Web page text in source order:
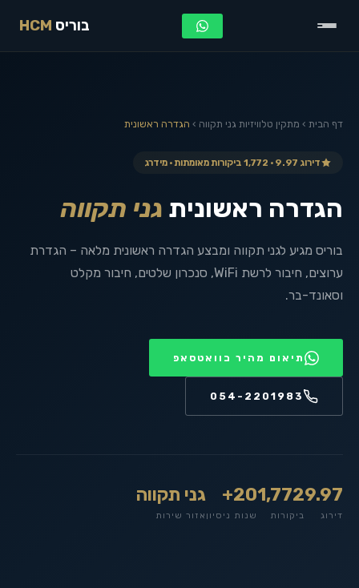
בוריס HCM
דף הבית › מתקין טלוויזיות גני תקווה › הגדרה ראשונית
דירוג 9.97 · 1,772 ביקורות מאומתות · מידרג
הגדרה ראשונית גני תקווה
בוריס מגיע לגני תקווה ומבצע הגדרה ראשונית מלאה – הגדרת
ערוצים, חיבור לרשת WiFi, סנכרון שלטים, חיבור מקלט
וסאונד-בר.
תיאום מהיר בוואטסאפ
054-2201983
9.97
דירוג
1,772
ביקורות
20+
שנות ניסיון
גני תקווה
אזור שירות